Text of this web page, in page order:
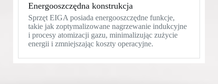
Energooszczędna konstrukcja
Sprzęt EIGA posiada energooszczędne funkcje,
takie jak zoptymalizowane nagrzewanie indukcyjne
i procesy atomizacji gazu, minimalizując zużycie
energii i zmniejszając koszty operacyjne.